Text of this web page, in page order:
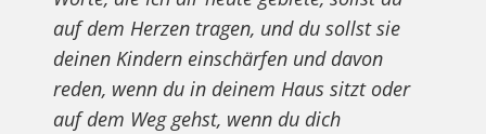
auf dem Herzen tragen, und du sollst sie
deinen Kindern einschärfen und davon
reden, wenn du in deinem Haus sitzt oder
auf dem Weg gehst, wenn du dich